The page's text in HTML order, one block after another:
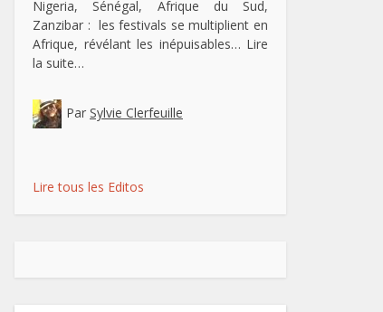
Nigeria, Sénégal, Afrique du Sud,
Zanzibar : les festivals se multiplient en
Afrique, révélant les inépuisables… Lire
la suite…
Par Sylvie Clerfeuille
Lire tous les Editos